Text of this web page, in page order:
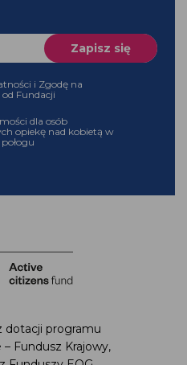
i Zgodę na
Fundacji
dla osób profesjonalnie
w ciąży, podczas
programu Aktywni
Krajowy,